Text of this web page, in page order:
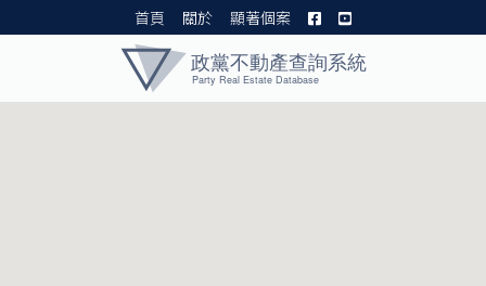
首頁 關於 顯著個案